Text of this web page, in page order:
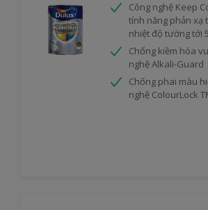
Công nghệ Keep
tính năng phản xạ
nhiệt độ tường tới
Chống kiềm hóa
nghệ Alkali-Guard
Chống phai màu
nghệ ColourLock